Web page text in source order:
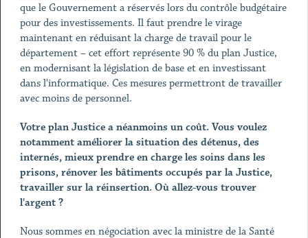
que le Gouvernement a réservés lors du contrôle budgétaire
pour des investissements. Il faut prendre le virage
maintenant en réduisant la charge de travail pour le
département – cet effort représente 90 % du plan Justice,
en modernisant la législation de base et en investissant
dans l'informatique. Ces mesures permettront de travailler
avec moins de personnel.
Votre plan Justice a néanmoins un coût. Vous voulez
notamment améliorer la situation des détenus, des
internés, mieux prendre en charge les soins dans les
prisons, rénover les bâtiments occupés par la Justice,
travailler sur la réinsertion. Où allez-vous trouver
l'argent ?
Nous sommes en négociation avec la ministre de la Santé